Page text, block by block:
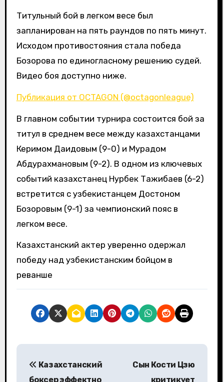
Титульный бой в легком весе был
запланирован на пять раундов по пять минут.
Исходом противостояния стала победа
Бозорова по единогласному решению судей.
Видео боя доступно ниже.
Публикация от OCTAGON (@octagonleague)
В главном событии турнира состоится бой за
титул в среднем весе между казахстанцами
Керимом Даидовым (9-0) и Мурадом
Абдурахмановым (9-2). В одном из ключевых
событий казахстанец Нурбек Тажибаев (6-2)
встретится с узбекистанцем Достоном
Бозоровым (9-1) за чемпионский пояс в
легком весе.
Казахстанский актер уверенно одержал
победу над узбекистанским бойцом в
реванше
Н
Казахстанский
боксер эффектно
Сын Кости Цзю
критикует